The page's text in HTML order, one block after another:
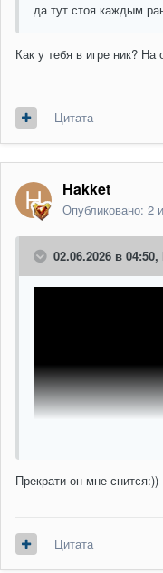
да тут стоя каждым
Как у тебя в игре ник? На
Цитата
Hakket
Опубликовано: 2
02.06.2026 в 04:50,
Прекрати он мне снится:))
Цитата